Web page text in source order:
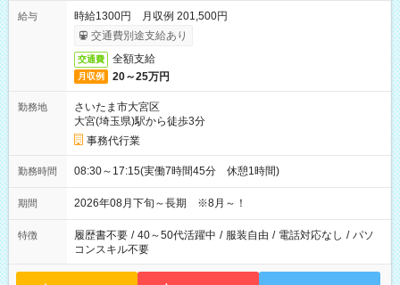
給与
時給1300円 月収例 201,500円
交通費別途支給あり
交通費 全額支給
月収例 20～25万円
勤務地
さいたま市大宮区
大宮(埼玉県)駅から徒歩3分
事務代行業
勤務時間 08:30～17:15(実働7時間45分 休憩1時間)
期間 2026年08月下旬～長期 ※8月～！
特徴 履歴書不要 / 40～50代活躍中 / 服装自由 / 電話対応なし / パソ
コンスキル不要